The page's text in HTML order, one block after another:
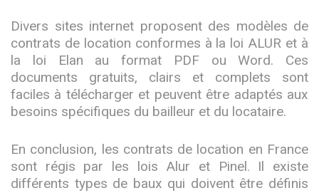
Divers sites internet proposent des modèles de
contrats de location conformes à la loi ALUR et à
la loi Elan au format PDF ou Word. Ces
documents gratuits, clairs et complets sont
faciles à télécharger et peuvent être adaptés aux
besoins spécifiques du bailleur et du locataire.
En conclusion, les contrats de location en France
sont régis par les lois Alur et Pinel. Il existe
différents types de baux qui doivent être définis